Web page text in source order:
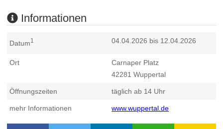
Informationen
Datum1 04.04.2026 bis 12.04.2026
Ort
Carnaper Platz
42281 Wuppertal
Öffnungszeiten täglich ab 14 Uhr
mehr Informationen www.wuppertal.de